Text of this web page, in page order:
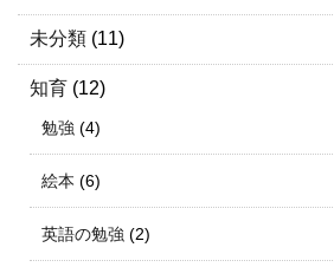
未分類 (11)
知育 (12)
勉強 (4)
絵本 (6)
英語の勉強 (2)